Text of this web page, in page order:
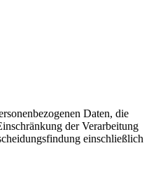
Daten, die
der Verarbeitung
einschließlich